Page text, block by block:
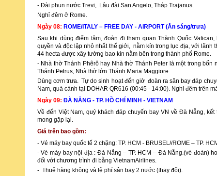
- Đài phun nước Trevi, Lâu đài San Angelo, Tháp Trajanus.
Nghỉ đêm ở Rome.
Ngày 08: ROME/ITALY – FREE DAY - AIRPORT (Ăn sáng/trưa)
Sau khi dùng điểm tâm, đoàn đi tham quan Thành Quốc
quyền và độc lập nhỏ nhất thế giới, nằm kín trong lục địa, với lãnh
44 hecta được xây tường bao kín nằm bên trong thành phố Rome.
- Nhà thờ Thánh Phêrô hay Nhà thờ Thánh Peter là một trong
Thánh Petrus, Nhà thờ lớn Thánh Maria Maggiore
Dùng cơm trưa. Tự do sinh hoạt đến giờ đoàn ra sân bay đáp
Nam, quá cảnh tại DOHAR QR616 (00:45 - 14:00). Nghỉ đêm trên
Ngày 09: ĐÀ NẴNG - TP. HỒ CHÍ MINH - VIETNAM
Về đến Việt Nam, quý khách đáp chuyến bay VN về Đà Nẵng,
mong gặp lại.
Giá trên bao gồm:
- Vé máy bay quốc tế 2 chặng: TP. HCM - BRUSEL//ROME – TP.
- Vé máy bay nội địa : Đà Nẵng – TP. HCM – Đà Nẵng.(vé đoàn)
đối với chương trình đi bằng VietnamAirlines.
- Thuế hàng không và lệ phí sân bay 2 nước (thay đổi).